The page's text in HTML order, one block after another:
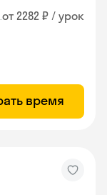
от 2282 ₽ / урок
время